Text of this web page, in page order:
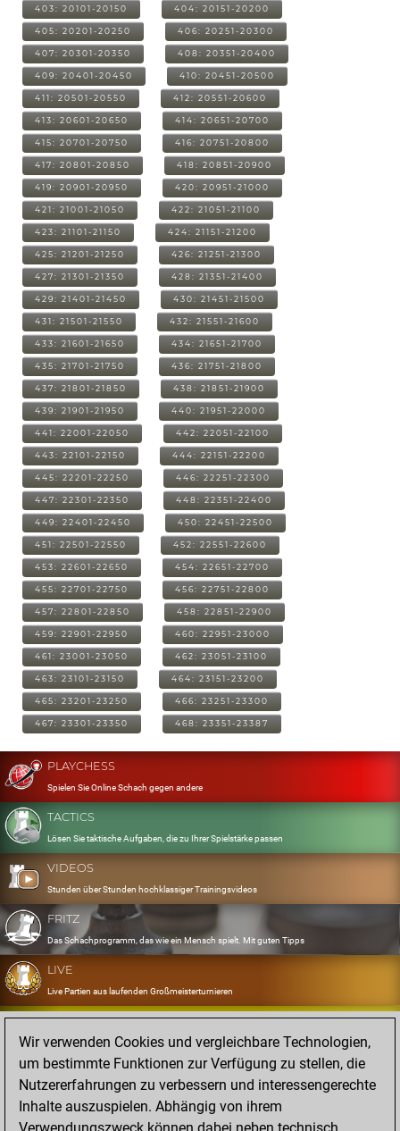
403: 20101-20150 404: 20151-20200
405: 20201-20250 406: 20251-20300
407: 20301-20350 408: 20351-20400
409: 20401-20450 410: 20451-20500
411: 20501-20550 412: 20551-20600
413: 20601-20650 414: 20651-20700
415: 20701-20750 416: 20751-20800
417: 20801-20850 418: 20851-20900
419: 20901-20950 420: 20951-21000
421: 21001-21050 422: 21051-21100
423: 21101-21150 424: 21151-21200
425: 21201-21250 426: 21251-21300
427: 21301-21350 428: 21351-21400
429: 21401-21450 430: 21451-21500
431: 21501-21550 432: 21551-21600
433: 21601-21650 434: 21651-21700
435: 21701-21750 436: 21751-21800
437: 21801-21850 438: 21851-21900
439: 21901-21950 440: 21951-22000
441: 22001-22050 442: 22051-22100
443: 22101-22150 444: 22151-22200
445: 22201-22250 446: 22251-22300
447: 22301-22350 448: 22351-22400
449: 22401-22450 450: 22451-22500
451: 22501-22550 452: 22551-22600
453: 22601-22650 454: 22651-22700
455: 22701-22750 456: 22751-22800
457: 22801-22850 458: 22851-22900
459: 22901-22950 460: 22951-23000
461: 23001-23050 462: 23051-23100
463: 23101-23150 464: 23151-23200
465: 23201-23250 466: 23251-23300
467: 23301-23350 468: 23351-23387
PLAYCHESS
Spielen Sie Online Schach gegen andere
TACTICS
Lösen Sie taktische Aufgaben, die zu Ihrer Spielstärke passen
VIDEOS
Stunden über Stunden hochklassiger Trainingsvideos
FRITZ
Das Schachprogramm, das wie ein Mensch spielt. Mit guten Tipps
LIVE
Live Partien aus laufenden Großmeisterturnieren
OPENINGS
Erfassen und Üben Sie Ihr Eröffnungsrepertoire
DATABASE
Acht Millionen starke Partien
MYGAMES
Wir verwenden Cookies und vergleichbare Technologien,
um bestimmte Funktionen zur Verfügung zu stellen, die
Nutzererfahrungen zu verbessern und interessengerechte
Inhalte auszuspielen. Abhängig von ihrem